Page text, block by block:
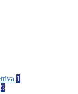
1
5